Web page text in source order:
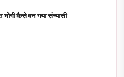
भोगी कैसे बन गया संन्यासी